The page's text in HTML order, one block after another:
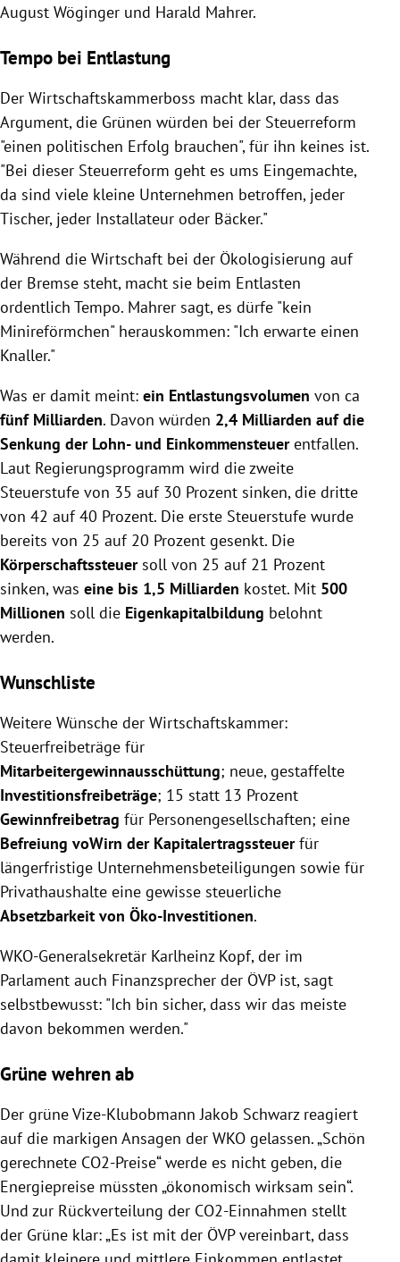
August Wöginger und Harald Mahrer.
Tempo bei Entlastung
Der Wirtschaftskammerboss macht klar, dass das
Argument, die Grünen würden bei der Steuerreform
"einen politischen Erfolg brauchen", für ihn keines ist.
"Bei dieser Steuerreform geht es ums Eingemachte,
da sind viele kleine Unternehmen betroffen, jeder
Tischer, jeder Installateur oder Bäcker."
Während die Wirtschaft bei der Ökologisierung auf
der Bremse steht, macht sie beim Entlasten
ordentlich Tempo. Mahrer sagt, es dürfe "kein
Minireförmchen" herauskommen: "Ich erwarte einen
Knaller."
Was er damit meint: ein Entlastungsvolumen von ca
fünf Milliarden. Davon würden 2,4 Milliarden auf die
Senkung der Lohn- und Einkommensteuerentfallen.
Laut Regierungsprogramm wird die zweite
Steuerstufe von 35 auf 30 Prozent sinken, die dritte
von 42 auf 40 Prozent. Die erste Steuerstufe wurde
bereits von 25 auf 20 Prozent gesenkt. Die
Körperschaftssteuersoll von 25 auf 21 Prozent
sinken, was eine bis 1,5 Milliarden kostet. Mit 500
Millionen soll die Eigenkapitalbildung belohnt
werden.
Wunschliste
Weitere Wünsche der Wirtschaftskammer:
Steuerfreibeträge für
Mitarbeitergewinnausschüttung; neue, gestaffelte
Investitionsfreibeträge; 15 statt 13 Prozent
Gewinnfreibetrag für Personengesellschaften; eine
Befreiung voWirn der Kapitalertragssteuerfür
längerfristige Unternehmensbeteiligungen sowie für
Privathaushalte eine gewisse steuerliche
Absetzbarkeit von Öko-Investitionen.
WKO-Generalsekretär Karlheinz Kopf, der im
Parlament auch Finanzsprecher der ÖVP ist, sagt
selbstbewusst: "Ich bin sicher, dass wir das meiste
davon bekommen werden."
Grüne wehren ab
Der grüne Vize-Klubobmann Jakob Schwarz reagiert
auf die markigen Ansagen der WKO gelassen. „Schön
gerechnete CO2-Preise“ werde es nicht geben, die
Energiepreise müssten „ökonomisch wirksam sein“.
Und zur Rückverteilung der CO2-Einnahmen stellt
der Grüne klar: „Es ist mit der ÖVP vereinbart, dass